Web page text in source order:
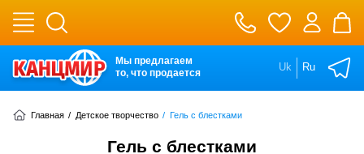
Мы предлагаем
то, что продается
Uk Ru
Главная / Детское творчество / Гель с блестками
Гель с блестками